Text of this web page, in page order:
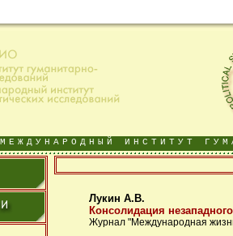
МЕЖДУНАРОДНЫЙ ИНСТИТУТ
Лукин А.В.
Консолидация
Журнал "Международная